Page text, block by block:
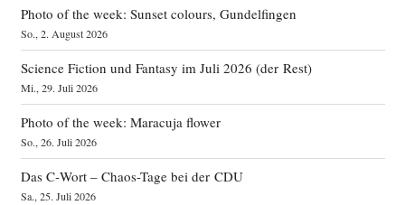
Photo of the week: Sunset colours, Gundelfingen
So., 2. August 2026
Science Fiction und Fantasy im Juli 2026 (der Rest)
Mi., 29. Juli 2026
Photo of the week: Maracuja flower
So., 26. Juli 2026
Das C‑Wort – Chaos-Tage bei der CDU
Sa., 25. Juli 2026